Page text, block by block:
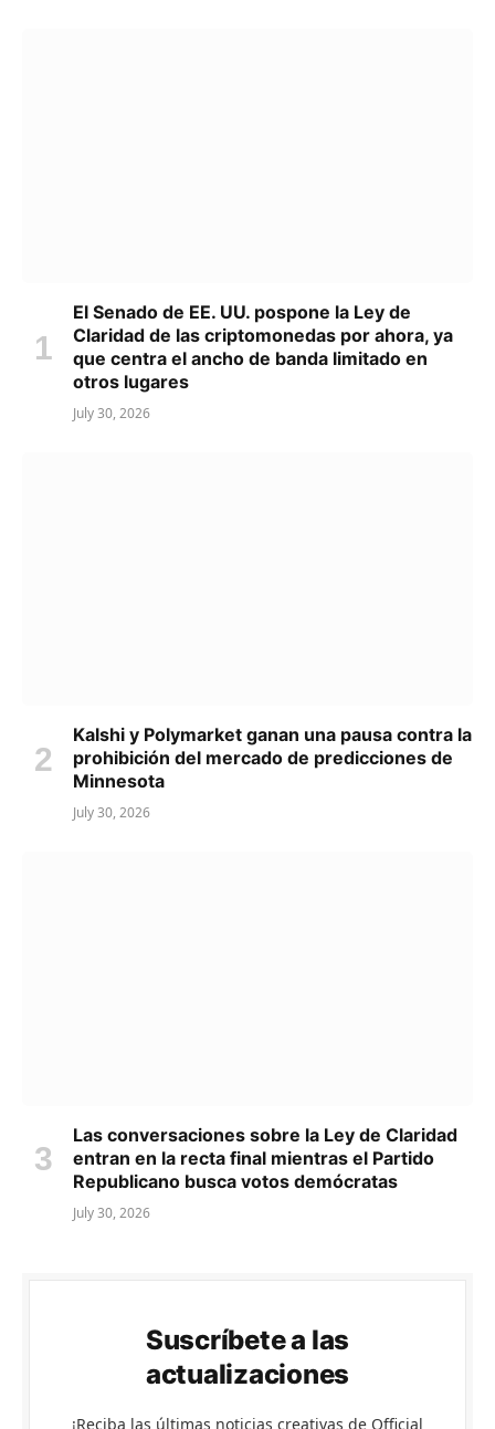
El Senado de EE. UU. pospone la Ley de
Claridad de las criptomonedas por ahora, ya
que centra el ancho de banda limitado en
otros lugares
July 30, 2026
Kalshi y Polymarket ganan una pausa contra la
prohibición del mercado de predicciones de
Minnesota
July 30, 2026
Las conversaciones sobre la Ley de Claridad
entran en la recta final mientras el Partido
Republicano busca votos demócratas
July 30, 2026
Suscríbete a las
actualizaciones
¡Reciba las últimas noticias creativas de Official